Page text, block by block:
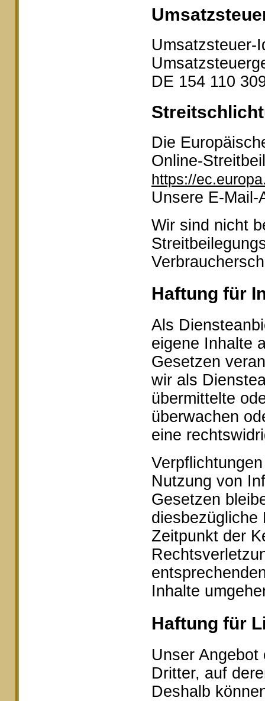
Umsatzsteuer-
DE 154 110
Die
Online-
https://
Unsere E-
Wir sind nicht
Haftung für
Als
eigene Inhalte
Gesetzen
wir als
übermittelte
überwachen
eine
Nutzung von
Gesetzen
diesbezügliche
Zeitpunkt der
Inhalte
Haftung für
Unser
Dritter, auf
Deshalb